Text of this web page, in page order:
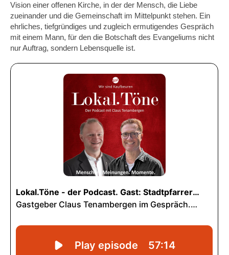
Vision einer offenen Kirche, in der der Mensch, die Liebe
zueinander und die Gemeinschaft im Mittelpunkt stehen. Ein
ehrliches, tiefgründiges und zugleich ermutigendes Gespräch
mit einem Mann, für den die Botschaft des Evangeliums nicht
nur Auftrag, sondern Lebensquelle ist.